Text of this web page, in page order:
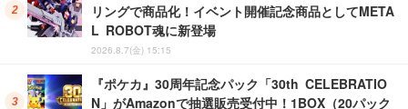
リングで商品化！イベント開催記念商品としてMETA
L ROBOT魂に新登場
2026.8.7(金) 15:15
『ポケカ』30周年記念パック「30th CELEBRATIO
N」がAmazonで抽選販売受付中！1BOX（20パック